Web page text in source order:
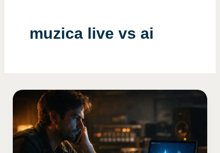
muzica live vs ai